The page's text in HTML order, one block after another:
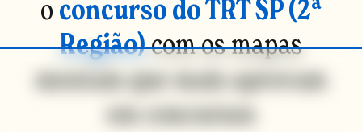
o concurso do TRT SP (2ª
Região)com os mapas
mentais que mais aprovam
em concursos